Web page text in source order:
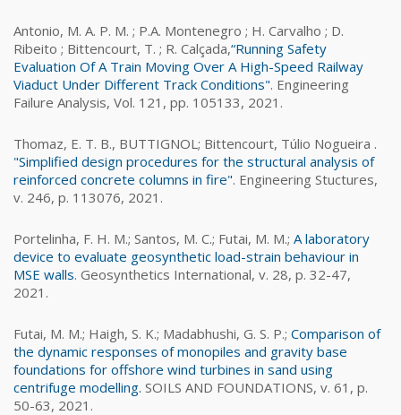
Antonio, M. A. P. M. ; P.A. Montenegro ; H. Carvalho ; D.
Ribeito ; Bittencourt, T. ; R. Calçada,“Running Safety
Evaluation Of A Train Moving Over A High-Speed Railway
Viaduct Under Different Track Conditions". Engineering
Failure Analysis, Vol. 121, pp. 105133, 2021.
Thomaz, E. T. B., BUTTIGNOL; Bittencourt, Túlio Nogueira .
"Simplified design procedures for the structural analysis of
reinforced concrete columns in fire". Engineering Stuctures,
v. 246, p. 113076, 2021.
Portelinha, F. H. M.; Santos, M. C.; Futai, M. M.; A laboratory
device to evaluate geosynthetic load-strain behaviour in
MSE walls. Geosynthetics International, v. 28, p. 32-47,
2021.
Futai, M. M.; Haigh, S. K.; Madabhushi, G. S. P.; Comparison of
the dynamic responses of monopiles and gravity base
foundations for offshore wind turbines in sand using
centrifuge modelling. SOILS AND FOUNDATIONS, v. 61, p.
50-63, 2021.